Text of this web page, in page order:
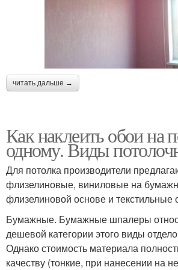
читать дальше →
Как наклеить обои на
одному. Виды
Для потолка производители
флизелиновые, виниловые на
флизелиновой основе и текстильные
Бумажные. Бумажные шпалеры
дешевой категории этого виды
Однако стоимость материала
качеству (тонкие, при нанесении на